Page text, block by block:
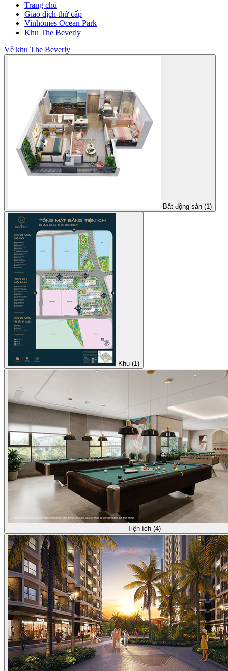
Trang chủ
Giao dịch thứ cấp
Vinhomes Ocean Park
Khu The Beverly
Về khu The Beverly
Bất động sản (1)
Khu (1)
Tiện ích (4)